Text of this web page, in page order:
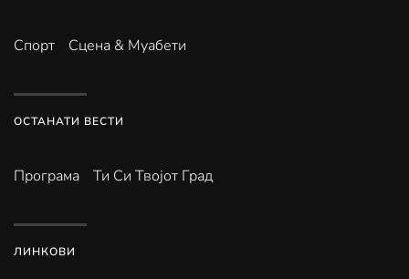
Спорт Сцена & Муабети
ОСТАНАТИ ВЕСТИ
Програма Ти Си Твојот Град
ЛИНКОВИ